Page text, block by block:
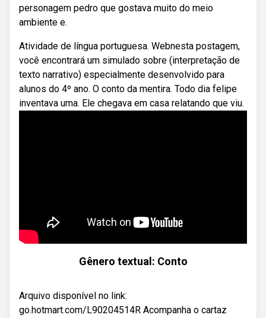
personagem pedro que gostava muito do meio
ambiente e.
Atividade de língua portuguesa. Webnesta postagem,
você encontrará um simulado sobre (interpretação de
texto narrativo) especialmente desenvolvido para
alunos do 4º ano. O conto da mentira. Todo dia felipe
inventava uma. Ele chegava em casa relatando que viu.
Gênero textual: Conto
Arquivo disponível no link:
go.hotmart.com/L90204514R Acompanha o cartaz